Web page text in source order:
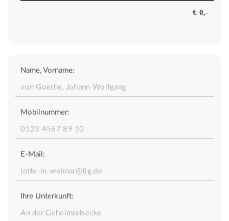
Name, Vorname:
Mobilnummer:
E-Mail:
Ihre Unterkunft: